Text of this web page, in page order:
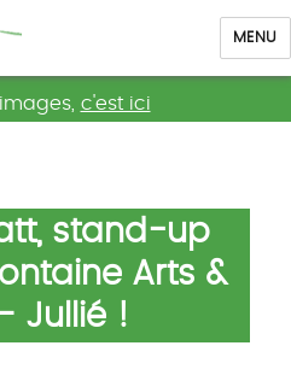
MENU
c'est ici
stand-up
Arts &
Jullié !